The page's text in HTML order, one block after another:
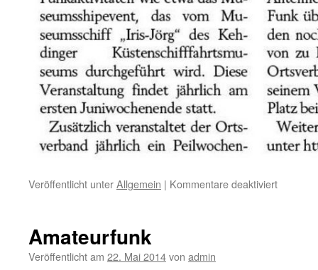
Veröffentlicht unterAllgemein | Kommentare deaktiviertfür
Amateurfunk
Veröffentlicht am 22. Mai 2014von admin